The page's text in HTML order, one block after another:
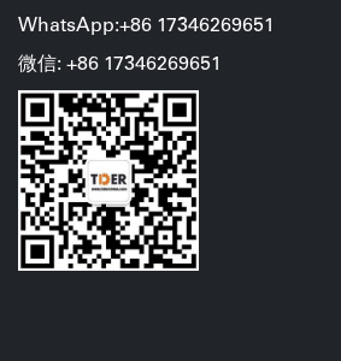
WhatsApp:+86 17346269651
微信: +86 17346269651